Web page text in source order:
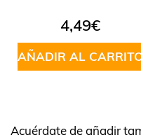
4,49€
AÑADIR AL
Acuérdate de añadir